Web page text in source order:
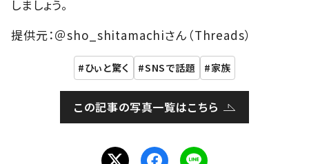
しましょう。
提供元：＠sho_shitamachiさん（Threads）
ひぃと驚く SNSで話題 家族
この記事の写真一覧はこちら